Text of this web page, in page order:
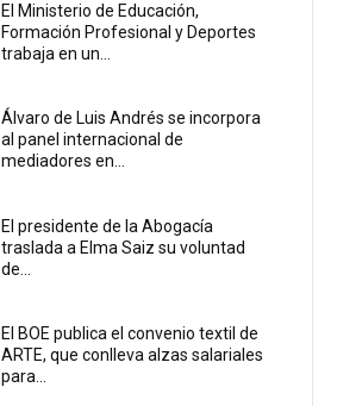
El Ministerio de Educación,
Formación Profesional y Deportes
trabaja en un...
Álvaro de Luis Andrés se incorpora
al panel internacional de
mediadores en...
El presidente de la Abogacía
traslada a Elma Saiz su voluntad
de...
El BOE publica el convenio textil de
ARTE, que conlleva alzas salariales
para...